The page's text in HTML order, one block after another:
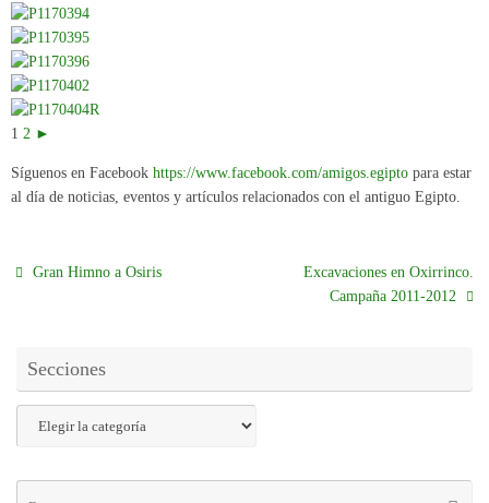
1 2 ►
Síguenos en Facebook https://www.facebook.com/amigos.egipto para estar
al día de noticias, eventos y artículos relacionados con el antiguo Egipto.
Gran Himno a Osiris
Excavaciones en Oxirrinco.
Campaña 2011-2012
Secciones